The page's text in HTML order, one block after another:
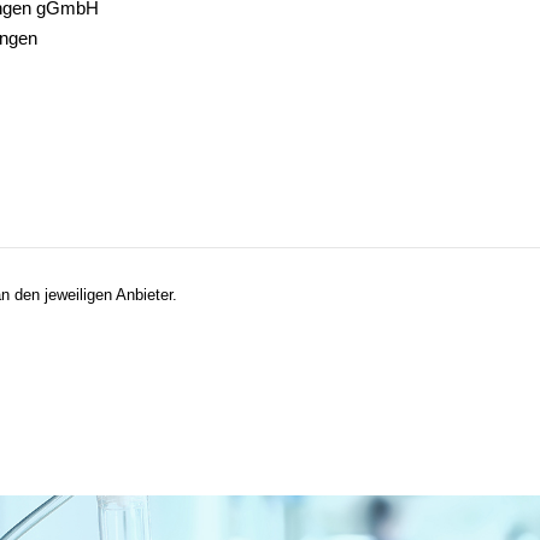
gGmbH
den jeweiligen Anbieter.